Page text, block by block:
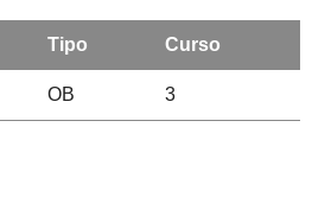
Tipo Curso
OB 3